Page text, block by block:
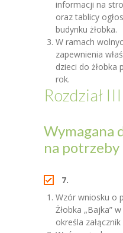
informacji na
oraz tablicy
budynku żłobka.
W ramach
zapewnienia
dzieci do żłobka
rok.
Rozdział III
Wymagana
na
7.
Wzór wniosku o
Żłobka „Bajka”
określa załącznik